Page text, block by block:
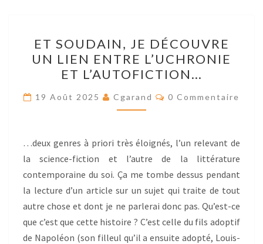
SOUDAIN,
JE
DÉCOUVRE
UN
LIEN
L’UCHRONIE
ET
L’AUTOFICTION…
ET SOUDAIN, JE DÉCOUVRE
UN LIEN ENTRE L’UCHRONIE
ET L’AUTOFICTION…
19 Août 2025 Cgarand Res
0 Commentaire
…deux genres à priori très éloignés, l’un relevant de
la science-fiction et l’autre de la littérature
contemporaine du soi. Ça me tombe dessus pendant
la lecture d’un article sur un sujet qui traite de tout
autre chose et dont je ne parlerai donc pas. Qu’est-ce
que c’est que cette histoire ? C’est celle du fils adoptif
de Napoléon (son filleul qu’il a ensuite adopté, Louis-